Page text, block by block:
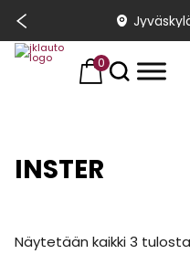
0
INSTER
Näytetään kaikki 3 tulosta